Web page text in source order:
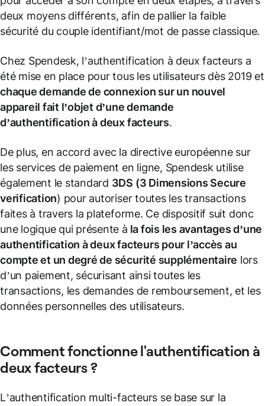
deux moyens différents, afin de pallier la faible
sécurité du couple identifiant/mot de passe classique.
Chez Spendesk, l’authentification à deux facteurs a
été mise en place pour tous les utilisateurs dès 2019 et
chaque demande de connexion sur un nouvel
appareil fait l’objet d’une demande
d’authentification à deux facteurs.
De plus, en accord avec la directive européenne sur
les services de paiement en ligne, Spendesk utilise
également le standard 3DS (3 Dimensions Secure
verification) pour autoriser toutes les transactions
faites à travers la plateforme. Ce dispositif suit donc
une logique qui présente à la fois les avantages d’une
authentification à deux facteurs pour l’accès au
compte et un degré de sécurité supplémentaire lors
d’un paiement, sécurisant ainsi toutes les
transactions, les demandes de remboursement, et les
données personnelles des utilisateurs.
Comment fonctionne l'authentification à
deux facteurs ?
L’authentification multi-facteurs se base sur la